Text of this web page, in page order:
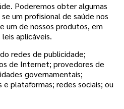
Poderemos obter algumas
um profisional de saúde nos
um de nossos produtos, em
aplicáveis.
redes de publicidade;
de Internet; provedores de
governamentais;
e plataformas; redes sociais; ou